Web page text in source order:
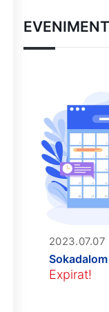
2023.07.07
Expirat!